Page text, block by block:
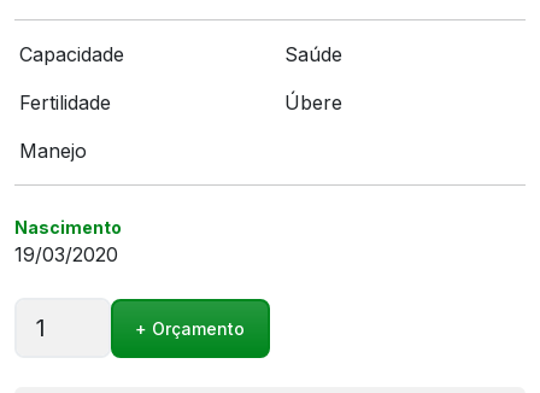
Capacidade
Saúde
Fertilidade
Úbere
Manejo
Nascimento
19/03/2020
RHD
+ Orçamento